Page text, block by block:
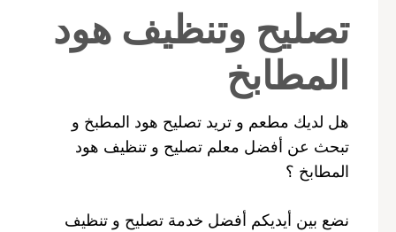
تصليح وتنظيف هود
المطابخ
هل لديك مطعم و تريد تصليح هود المطبخ و
تبحث عن أفضل معلم تصليح و تنظيف هود
المطابخ ؟
نضع بين أيديكم أفضل خدمة تصليح و تنظيف